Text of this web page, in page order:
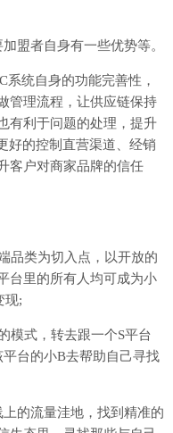
者自身有一些优势等。
系统自身的功能完善性，
管理流程，让供应链保持
有利于问题的处理，提升
好的控制直营渠道、经销
客户对商家品牌的信任
类为切入点，以开放的
台里的所有人均可成为小
现;
式，转去跟一个S平台
台的小B去帮助自己寻找
的流量洼地，找到精准的